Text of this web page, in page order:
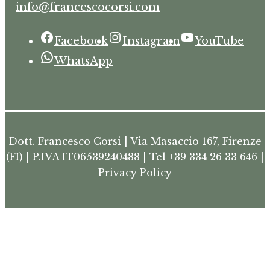
info@francescocorsi.com
Facebook Instagram
YouTube
WhatsApp
Dott. Francesco Corsi | Via Masaccio 167, Firenze
(FI) | P.IVA IT06539240488 | Tel +39 334 26 33 646 |
Privacy Policy